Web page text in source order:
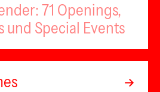
71 Openings,
und Special Events